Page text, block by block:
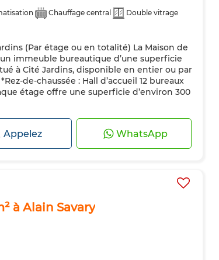
Chauffage central
Double vitrage
(Par étage ou en totalité) La Maison de
immeuble bureautique d’une superficie
à Cité Jardins, disponible en entier ou par
de-chaussée : Hall d’accueil 12 bureaux
étage offre une superficie d’environ 300
Appelez WhatsApp
à Alain Savary